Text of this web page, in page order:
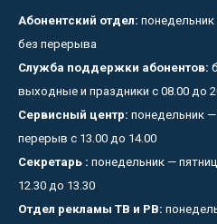
Абонентский отдел: понедельник
без перерыва
Служба поддержки абонентов:
выходные и праздники с 08.00 до
Сервисный центр: понедельник —
перерыв с 13.00 до 14.00
Секретарь : понедельник —
12.30 до 13.30
Отдел рекламы ТВ и РВ: